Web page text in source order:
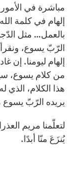
مباشرة في
إلهام في كلمة
بالعمل… مثل
الرّبّ يسوع،
إلهام ليومنا. إن
من كلام يسوع،
هذا الكلام، الذي
يريده الرّبّ يسوع
لتعلّمنا مريم
يُنزَعَ منّا أبدًا.